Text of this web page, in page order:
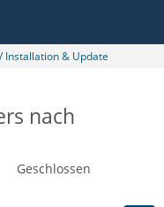
Installation & Update
nach
Geschlossen